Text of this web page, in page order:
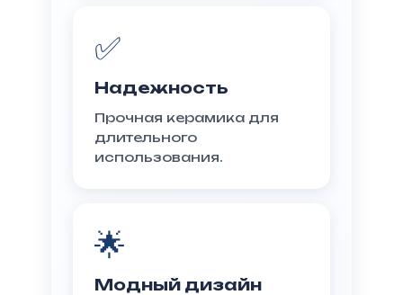
✅
Надежность
Прочная керамика для
длительного
использования.
🌟
Модный дизайн